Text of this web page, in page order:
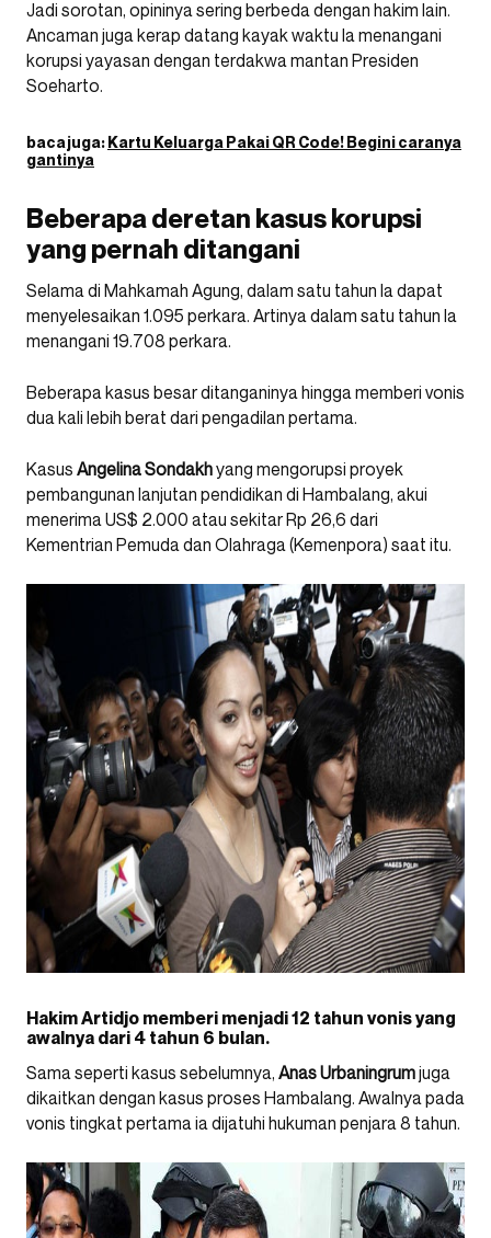
Jadi sorotan, opininya sering berbeda dengan hakim lain.
Ancaman juga kerap datang kayak waktu Ia menangani
korupsi yayasan dengan terdakwa mantan Presiden
Soeharto.
baca juga:Kartu Keluarga Pakai QR Code! Begini caranya
gantinya
Beberapa deretan kasus korupsi
yang pernah ditangani
Selama di Mahkamah Agung, dalam satu tahun Ia dapat
menyelesaikan 1.095 perkara. Artinya dalam satu tahun Ia
menangani 19.708 perkara.
Beberapa kasus besar ditanganinya hingga memberi vonis
dua kali lebih berat dari pengadilan pertama.
Kasus Angelina Sondakhyang mengorupsi proyek
pembangunan lanjutan pendidikan di Hambalang, akui
menerima US$ 2.000 atau sekitar Rp 26,6 dari
Kementrian Pemuda dan Olahraga (Kemenpora) saat itu.
Hakim Artidjo memberi menjadi 12 tahun vonis yang
awalnya dari 4 tahun 6 bulan.
Sama seperti kasus sebelumnya, Anas Urbaningrumjuga
dikaitkan dengan kasus proses Hambalang. Awalnya pada
vonis tingkat pertama ia dijatuhi hukuman penjara 8 tahun.